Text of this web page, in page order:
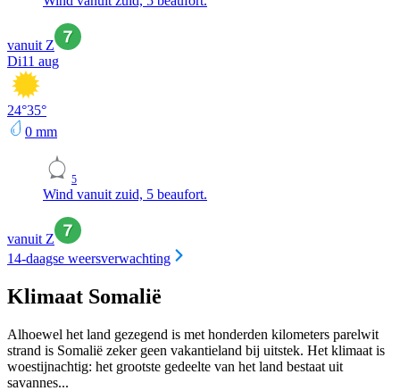
vanuit Z
Di11 aug
24°35°
0 mm
5
Wind vanuit zuid, 5 beaufort.
vanuit Z
14-daagse weersverwachting
Klimaat Somalië
Alhoewel het land gezegend is met honderden kilometers parelwit
strand is Somalië zeker geen vakantieland bij uitstek. Het klimaat is
woestijnachtig: het grootste gedeelte van het land bestaat uit
savannes...